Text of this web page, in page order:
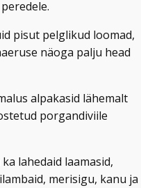
pisut pelglikud loomad,
näoga palju head
alpakasid lähemalt
porgandiviile
lahedaid laamasid,
merisigu, kanu ja